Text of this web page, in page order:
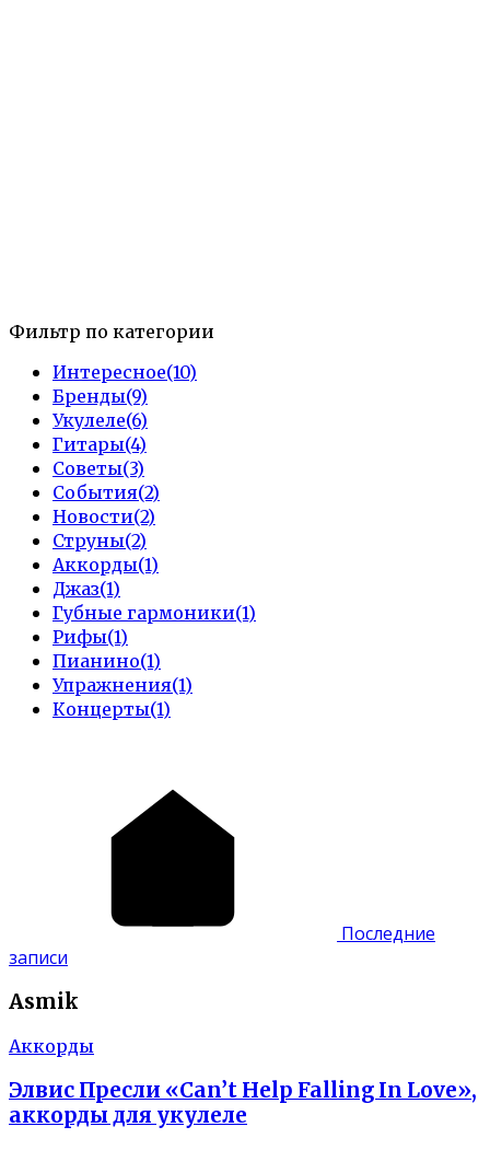
Фильтр по категории
Интересное(10)
Бренды(9)
Укулеле(6)
Гитары(4)
Советы(3)
События(2)
Новости(2)
Струны(2)
Аккорды(1)
Джаз(1)
Губные гармоники(1)
Рифы(1)
Пианино(1)
Упражнения(1)
Концерты(1)
Последние
записи
Asmik
Аккорды
Элвис Пресли «Can’t Help Falling In Love»,
аккорды для укулеле